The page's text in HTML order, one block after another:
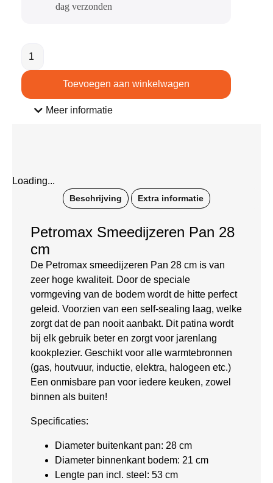
dag verzonden​
Toevoegen aan winkelwagen
Meer informatie
Loading...
Beschrijving Extra informatie
Petromax Smeedijzeren Pan 28
cm
De Petromax smeedijzeren Pan 28 cm is van
zeer hoge kwaliteit. Door de speciale
vormgeving van de bodem wordt de hitte perfect
geleid. Voorzien van een self-sealing laag, welke
zorgt dat de pan nooit aanbakt. Dit patina wordt
bij elk gebruik beter en zorgt voor jarenlang
kookplezier. Geschikt voor alle warmtebronnen
(gas, houtvuur, inductie, elektra, halogeen etc.)
Een onmisbare pan voor iedere keuken, zowel
binnen als buiten!
Specificaties:
Diameter buitenkant pan: 28 cm
Diameter binnenkant bodem: 21 cm
Lengte pan incl. steel: 53 cm